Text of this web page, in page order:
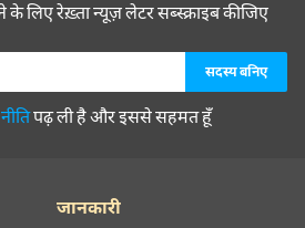
के लिए रेख़्ता न्यूज़ लेटर सब्स्क्राइब कीजिए
पढ़ ली है और इससे सहमत हूँ
जानकारी